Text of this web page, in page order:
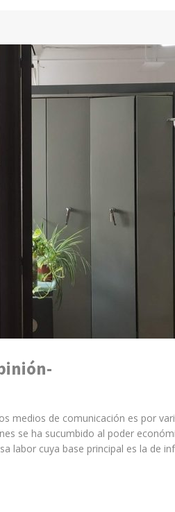
medios de comunicación es por
se ha sucumbido al poder
labor cuya base principal es la de